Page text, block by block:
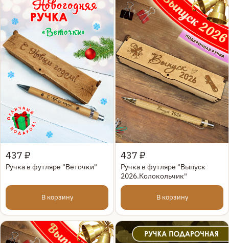
Быстрый просмотр
437 ₽
Ручка в футляре "Веточки"
В корзину
Быстрый просмотр
437 ₽
Ручка в футляре "Выпуск
2026.Колокольчик"
В корзину